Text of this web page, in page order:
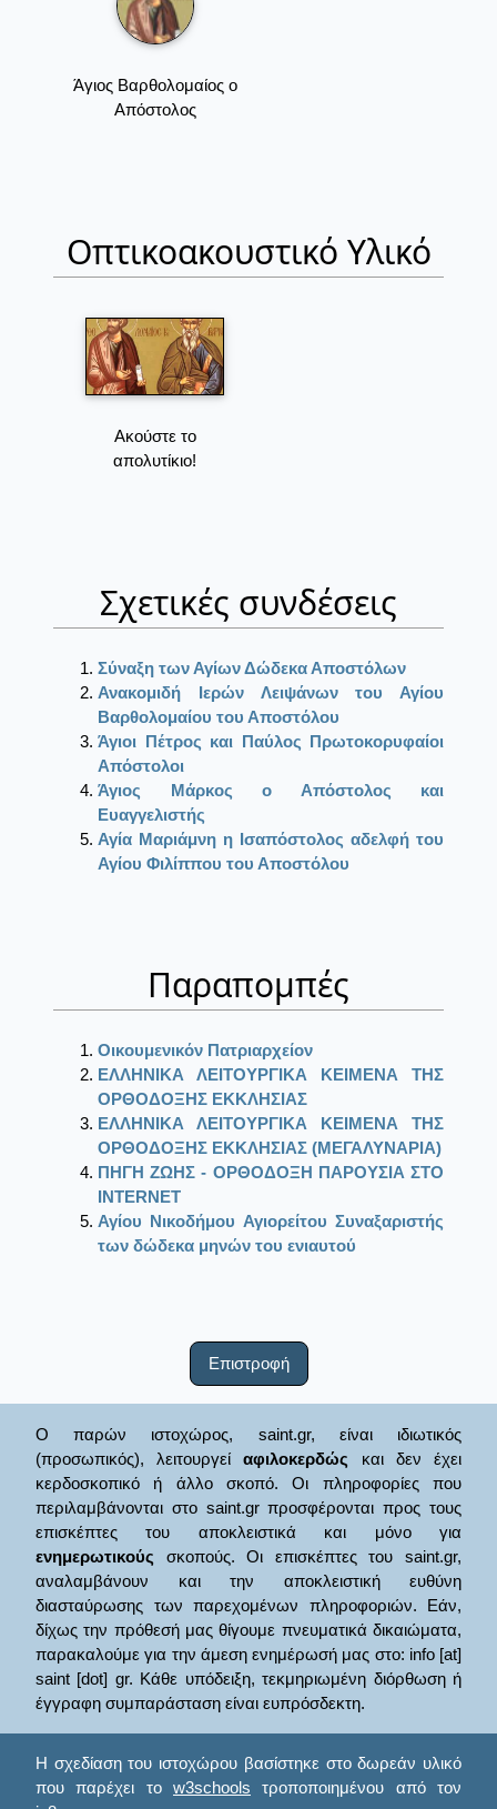
Άγιος Βαρθολομαίος ο
Απόστολος
Οπτικοακουστικό Υλικό
Ακούστε το
απολυτίκιο!
Σχετικές συνδέσεις
Σύναξη των Αγίων Δώδεκα Αποστόλων
Ανακομιδή Ιερών Λειψάνων του Αγίου
Βαρθολομαίου του Αποστόλου
Άγιοι Πέτρος και Παύλος Πρωτοκορυφαίοι
Απόστολοι
Άγιος Μάρκος ο Απόστολος και
Ευαγγελιστής
Αγία Μαριάμνη η Ισαπόστολος αδελφή του
Αγίου Φιλίππου του Αποστόλου
Παραπομπές
Οικουμενικόν Πατριαρχείον
ΕΛΛΗΝΙΚΑ ΛΕΙΤΟΥΡΓΙΚΑ ΚΕΙΜΕΝΑ ΤΗΣ
ΟΡΘΟΔΟΞΗΣ ΕΚΚΛΗΣΙΑΣ
ΕΛΛΗΝΙΚΑ ΛΕΙΤΟΥΡΓΙΚΑ ΚΕΙΜΕΝΑ ΤΗΣ
ΟΡΘΟΔΟΞΗΣ ΕΚΚΛΗΣΙΑΣ (ΜΕΓΑΛΥΝΑΡΙΑ)
ΠΗΓΗ ΖΩΗΣ - ΟΡΘΟΔΟΞΗ ΠΑΡΟΥΣΙΑ ΣΤΟ
ΙΝΤΕRΝΕΤ
Αγίου Νικοδήμου Αγιορείτου Συναξαριστής
των δώδεκα μηνών του ενιαυτού
Επιστροφή
Ο παρών ιστοχώρος, saint.gr, είναι ιδιωτικός
(προσωπικός), λειτουργείαφιλοκερδώς και δεν έχει
κερδοσκοπικό ή άλλο σκοπό. Οι πληροφορίες που
περιλαμβάνονται στο saint.gr προσφέρονται προς τους
επισκέπτες του αποκλειστικά και μόνο για
ενημερωτικούς σκοπούς. Οι επισκέπτες του saint.gr,
αναλαμβάνουν και την αποκλειστική ευθύνη
διασταύρωσης των παρεχομένων πληροφοριών. Εάν,
δίχως την πρόθεσή μας θίγουμε πνευματικά δικαιώματα,
παρακαλούμε για την άμεση ενημέρωσή μας στο: info [at]
saint [dot] gr. Κάθε υπόδειξη, τεκμηριωμένη διόρθωση ή
έγγραφη συμπαράσταση είναι ευπρόσδεκτη.
Η σχεδίαση του ιστοχώρου βασίστηκε στο δωρεάν υλικό
που παρέχει το w3schools τροποποιημένου από τον